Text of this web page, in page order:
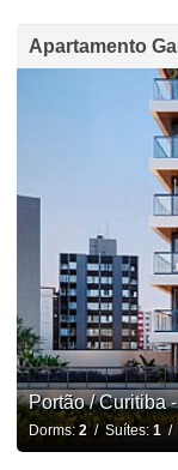
Apartamento
Portão / Curitiba
Dorms: 2/ Suítes: 1/